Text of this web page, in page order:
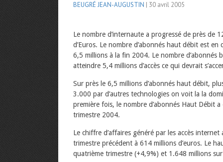
BEUGRÉ JEAN-AUGUSTIN | 30 avril 2005
Le nombre d’internaute a progressé de près de
d’Euros. Le nombre d’abonnés haut débit est
6,5 millions à la fin 2004. Le nombre d’abonnés
atteindre 5,4 millions d’accès ce qui devrait
Sur près le 6,5 millions d’abonnés haut débit,
3.000 par d’autres technologies on voit la la
première fois, le nombre d’abonnés Haut Débit
trimestre 2004.
Le chiffre d’affaires généré par les accès
trimestre précédent à 614 millions d’euros. Le
quatrième trimestre (+4,9%) et 1.648 millions sur